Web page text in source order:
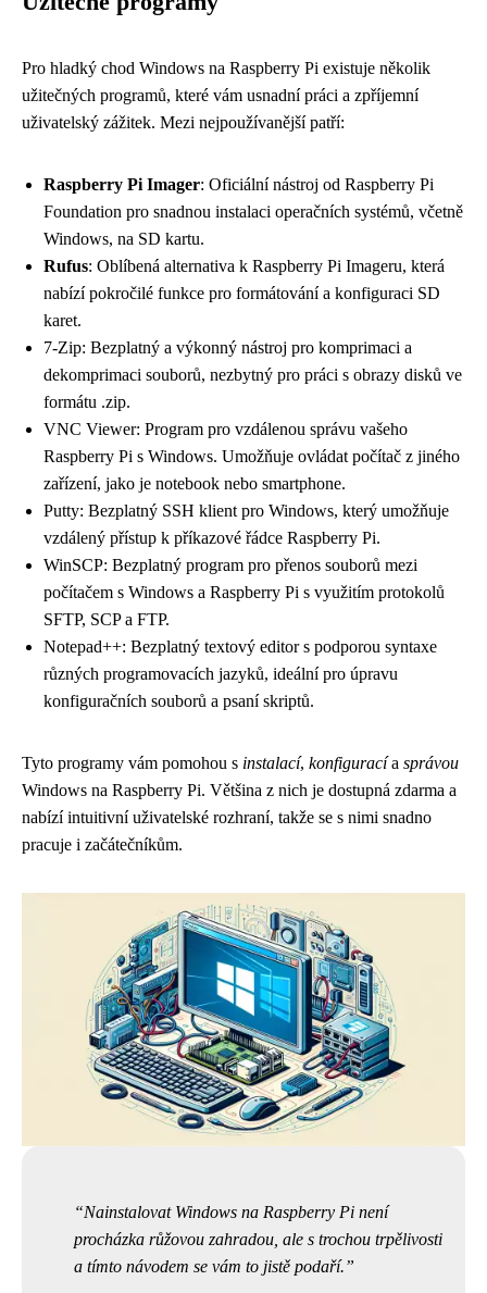
Pro hladký chod Windows na Raspberry Pi existuje několik
užitečných programů, které vám usnadní práci a zpříjemní
uživatelský zážitek. Mezi nejpoužívanější patří:
Raspberry Pi Imager: Oficiální nástroj od Raspberry Pi
Foundation pro snadnou instalaci operačních systémů, včetně
Windows, na SD kartu.
Rufus: Oblíbená alternativa k Raspberry Pi Imageru, která
nabízí pokročilé funkce pro formátování a konfiguraci SD
karet.
7-Zip: Bezplatný a výkonný nástroj pro komprimaci a
dekomprimaci souborů, nezbytný pro práci s obrazy disků ve
formátu .zip.
VNC Viewer: Program pro vzdálenou správu vašeho
Raspberry Pi s Windows. Umožňuje ovládat počítač z jiného
zařízení, jako je notebook nebo smartphone.
Putty: Bezplatný SSH klient pro Windows, který umožňuje
vzdálený přístup k příkazové řádce Raspberry Pi.
WinSCP: Bezplatný program pro přenos souborů mezi
počítačem s Windows a Raspberry Pi s využitím protokolů
SFTP, SCP a FTP.
Notepad++: Bezplatný textový editor s podporou syntaxe
různých programovacích jazyků, ideální pro úpravu
konfiguračních souborů a psaní skriptů.
Tyto programy vám pomohou s instalací, konfiguracía správou
Windows na Raspberry Pi. Většina z nich je dostupná zdarma a
nabízí intuitivní uživatelské rozhraní, takže se s nimi snadno
pracuje i začátečníkům.
Nainstalovat Windows na Raspberry Pi není
procházka růžovou zahradou, ale s trochou trpělivosti
a tímto návodem se vám to jistě podaří.